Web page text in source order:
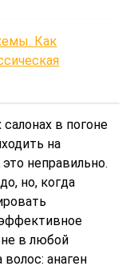
Как
в погоне
на
неправильно.
но, когда
в любой
анаген